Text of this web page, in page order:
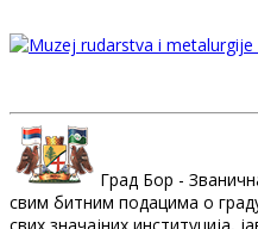
Град Бор -
свим битним подацима о